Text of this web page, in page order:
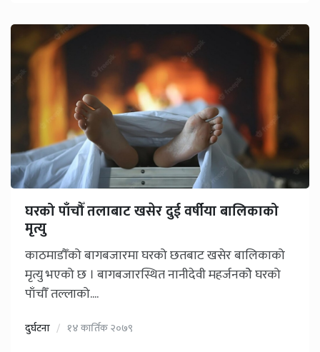
घरको पाँचौँ तलाबाट खसेर दुई वर्षीया बालिकाको
मृत्यु
काठमाडौँको बागबजारमा घरको छतबाट खसेर बालिकाको
मृत्यु भएको छ । बागबजारस्थित नानीदेवी महर्जनकोे घरको
पाँचौँ तल्लाको....
दुर्घटना १४ कार्तिक २०७९